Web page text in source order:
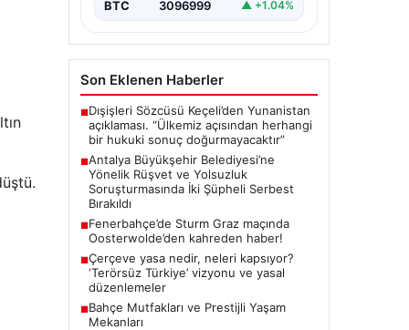
BTC 3096999 ▲ +1.04%
Son Eklenen Haberler
■Dışişleri Sözcüsü Keçeli’den Yunanistan
açıklaması. “Ülkemiz açısından herhangi
bir hukuki sonuç doğurmayacaktır”
■Antalya Büyükşehir Belediyesi’ne
Yönelik Rüşvet ve Yolsuzluk
Soruşturmasında İki Şüpheli Serbest
Bırakıldı
■Fenerbahçe’de Sturm Graz maçında
Oosterwolde’den kahreden haber!
■Çerçeve yasa nedir, neleri kapsıyor?
‘Terörsüz Türkiye’ vizyonu ve yasal
düzenlemeler
■Bahçe Mutfakları ve Prestijli Yaşam
Mekanları